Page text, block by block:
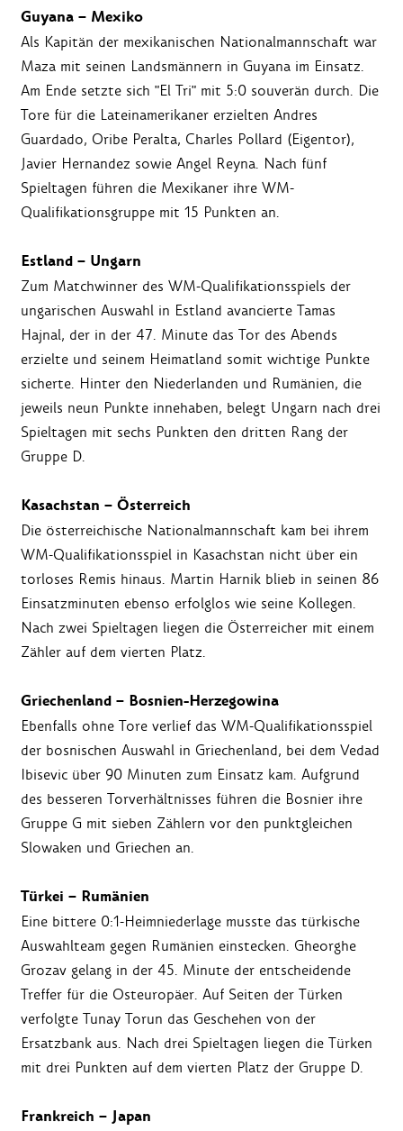
Guyana – Mexiko
Als Kapitän der mexikanischen Nationalmannschaft war
Maza mit seinen Landsmännern in Guyana im Einsatz.
Am Ende setzte sich "El Tri" mit 5:0 souverän durch. Die
Tore für die Lateinamerikaner erzielten Andres
Guardado, Oribe Peralta, Charles Pollard (Eigentor),
Javier Hernandez sowie Angel Reyna. Nach fünf
Spieltagen führen die Mexikaner ihre WM-
Qualifikationsgruppe mit 15 Punkten an.
Estland – Ungarn
Zum Matchwinner des WM-Qualifikationsspiels der
ungarischen Auswahl in Estland avancierte Tamas
Hajnal, der in der 47. Minute das Tor des Abends
erzielte und seinem Heimatland somit wichtige Punkte
sicherte. Hinter den Niederlanden und Rumänien, die
jeweils neun Punkte innehaben, belegt Ungarn nach drei
Spieltagen mit sechs Punkten den dritten Rang der
Gruppe D.
Kasachstan – Österreich
Die österreichische Nationalmannschaft kam bei ihrem
WM-Qualifikationsspiel in Kasachstan nicht über ein
torloses Remis hinaus. Martin Harnik blieb in seinen 86
Einsatzminuten ebenso erfolglos wie seine Kollegen.
Nach zwei Spieltagen liegen die Österreicher mit einem
Zähler auf dem vierten Platz.
Griechenland – Bosnien-Herzegowina
Ebenfalls ohne Tore verlief das WM-Qualifikationsspiel
der bosnischen Auswahl in Griechenland, bei dem Vedad
Ibisevic über 90 Minuten zum Einsatz kam. Aufgrund
des besseren Torverhältnisses führen die Bosnier ihre
Gruppe G mit sieben Zählern vor den punktgleichen
Slowaken und Griechen an.
Türkei – Rumänien
Eine bittere 0:1-Heimniederlage musste das türkische
Auswahlteam gegen Rumänien einstecken. Gheorghe
Grozav gelang in der 45. Minute der entscheidende
Treffer für die Osteuropäer. Auf Seiten der Türken
verfolgte Tunay Torun das Geschehen von der
Ersatzbank aus. Nach drei Spieltagen liegen die Türken
mit drei Punkten auf dem vierten Platz der Gruppe D.
Frankreich – Japan